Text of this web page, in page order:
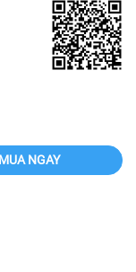
MUA NGAY